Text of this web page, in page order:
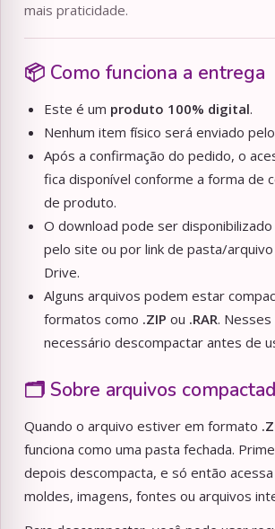
mais praticidade.
📦 Como funciona a entrega
Este é um produto 100% digital.
Nenhum item físico será enviado
Após a confirmação do pedido, o
fica disponível conforme a forma de
de produto.
O download pode ser
pelo site ou por link de pasta/
Drive.
Alguns arquivos podem estar
formatos como .ZIP ou .RAR. Nesses
necessário descompactar antes de
🗂️ Sobre arquivos
Quando o arquivo estiver em formato
funciona como uma pasta fechada.
depois descompacta, e só então
moldes, imagens, fontes ou arquivos